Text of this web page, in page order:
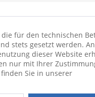
die für den technischen
stets gesetzt werden.
dieser Website
nur mit Ihrer
Sie in unserer